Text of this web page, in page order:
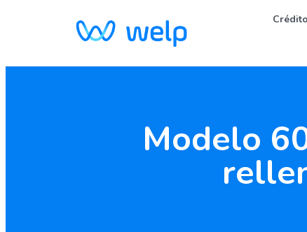
Modelo